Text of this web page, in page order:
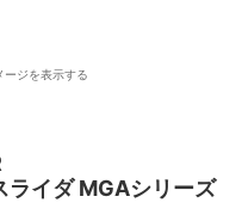
ージを表示する
ライダ MGAシリーズ